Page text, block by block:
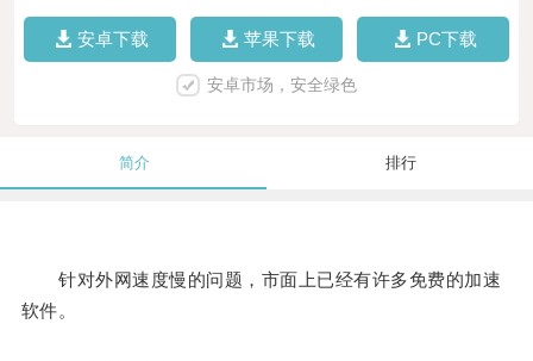
安卓下载 苹果下载 PC下载
安卓市场，安全绿色
简介 排行
针对外网速度慢的问题，市面上已经有许多免费的加速
软件。